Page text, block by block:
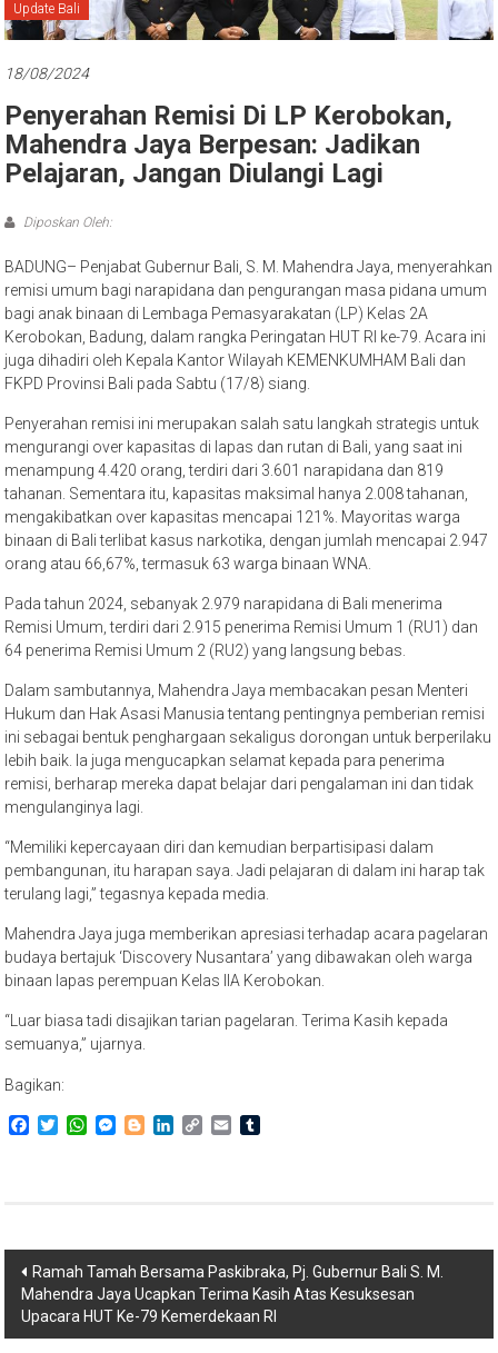
Bali
Update Bali
18/08/2024
Penyerahan Remisi Di LP Kerobokan,
Mahendra Jaya Berpesan: Jadikan
Pelajaran, Jangan Diulangi Lagi
Diposkan Oleh:
BADUNG– Penjabat Gubernur Bali, S. M. Mahendra Jaya, menyerahkan
remisi umum bagi narapidana dan pengurangan masa pidana umum
bagi anak binaan di Lembaga Pemasyarakatan (LP) Kelas 2A
Kerobokan, Badung, dalam rangka Peringatan HUT RI ke-79. Acara ini
juga dihadiri oleh Kepala Kantor Wilayah KEMENKUMHAM Bali dan
FKPD Provinsi Bali pada Sabtu (17/8) siang.
Penyerahan remisi ini merupakan salah satu langkah strategis untuk
mengurangi over kapasitas di lapas dan rutan di Bali, yang saat ini
menampung 4.420 orang, terdiri dari 3.601 narapidana dan 819
tahanan. Sementara itu, kapasitas maksimal hanya 2.008 tahanan,
mengakibatkan over kapasitas mencapai 121%. Mayoritas warga
binaan di Bali terlibat kasus narkotika, dengan jumlah mencapai 2.947
orang atau 66,67%, termasuk 63 warga binaan WNA.
Pada tahun 2024, sebanyak 2.979 narapidana di Bali menerima
Remisi Umum, terdiri dari 2.915 penerima Remisi Umum 1 (RU1) dan
64 penerima Remisi Umum 2 (RU2) yang langsung bebas.
Dalam sambutannya, Mahendra Jaya membacakan pesan Menteri
Hukum dan Hak Asasi Manusia tentang pentingnya pemberian remisi
ini sebagai bentuk penghargaan sekaligus dorongan untuk berperilaku
lebih baik. Ia juga mengucapkan selamat kepada para penerima
remisi, berharap mereka dapat belajar dari pengalaman ini dan tidak
mengulanginya lagi.
“Memiliki kepercayaan diri dan kemudian berpartisipasi dalam
pembangunan, itu harapan saya. Jadi pelajaran di dalam ini harap tak
terulang lagi,” tegasnya kepada media.
Mahendra Jaya juga memberikan apresiasi terhadap acara pagelaran
budaya bertajuk ‘Discovery Nusantara’ yang dibawakan oleh warga
binaan lapas perempuan Kelas IIA Kerobokan.
“Luar biasa tadi disajikan tarian pagelaran. Terima Kasih kepada
semuanya,” ujarnya.
Bagikan:
Facebook
TwitterWhatsApp
Messenger
BloggerLinkedIn
CopyEmail
Navigasi
pos
Ramah Tamah Bersama Paskibraka, Pj. Gubernur Bali S. M.
Mahendra Jaya Ucapkan Terima Kasih Atas Kesuksesan
Upacara HUT Ke-79 Kemerdekaan RI